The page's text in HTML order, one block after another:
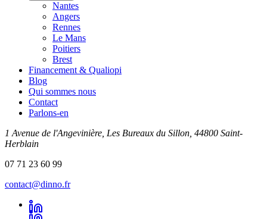
Nantes
Angers
Rennes
Le Mans
Poitiers
Brest
Financement & Qualiopi
Blog
Qui sommes nous
Contact
Parlons-en
1 Avenue de l'Angevinière, Les Bureaux du Sillon, 44800 Saint-
Herblain
07 71 23 60 99
contact@dinno.fr